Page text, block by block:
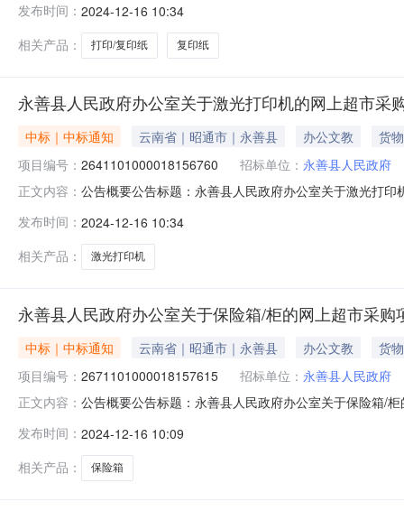
网上超市采购项目项目编号：2641101000018156729项
发布时间： 2024-12-16 10:34
相关产品：
打印/复印纸 复印纸
永善县人民政府办公室关于激光打印机的网上超市采
中标｜中标通知 云南省｜昭通市｜永善县 办公文教
货物
项目编号： 2641101000018156760 招标单位： 永善县人民政府
正文内容： 公告概要公告标题：永善县人民政府办公室关于激光打
超市采购项目项目编号：2641101000018156760项目
发布时间： 2024-12-16 10:34
相关产品：
激光打印机
永善县人民政府办公室关于保险箱/柜的网上超市采购
中标｜中标通知 云南省｜昭通市｜永善县 办公文教
货物
项目编号： 2671101000018157615 招标单位： 永善县人民政府
正文内容： 公告概要公告标题：永善县人民政府办公室关于保险箱/
市采购项目项目编号：2671101000018157615项目联
发布时间： 2024-12-16 10:09
相关产品：
保险箱